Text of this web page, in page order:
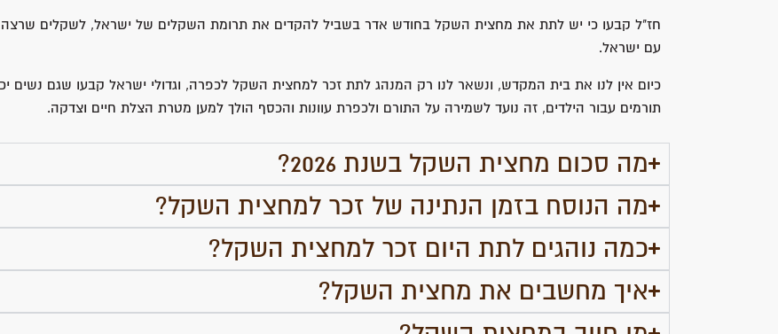
חז"ל קבעו כי יש לתת את מחצית השקל בחודש אדר בשביל להקדים את תרומת השקלים של ישראל, לשקלים
עם ישראל.
כיום אין לנו את בית המקדש, ונשאר לנו רק המנהג לתת זכר למחצית השקל לכפרה, וגדולי ישראל קבעו שגם נשים
תורמים עבור הילדים, זה נועד לשמירה על התורם ולכפרת עוונות והכסף הולך למען מטרת הצלת חיים וצדקה.
מה סכום מחצית השקל בשנת 2026?
מה הנוסח בזמן הנתינה של זכר למחצית השקל?
כמה נוהגים לתת היום זכר למחצית השקל?
איך מחשבים את מחצית השקל?